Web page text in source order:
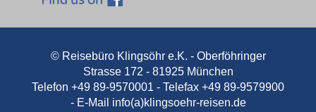
© Reisebüro Klingsöhr e.K. - Oberföhringer
Strasse 172 - 81925 München
Telefon +49 89-9570001 - Telefax +49 89-9579900
- E-Mail info(a)klingsoehr-reisen.de